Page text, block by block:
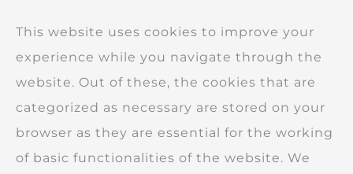
This website uses cookies to improve your
experience while you navigate through the
website. Out of these, the cookies that are
categorized as necessary are stored on your
browser as they are essential for the working
of basic functionalities of the website. We